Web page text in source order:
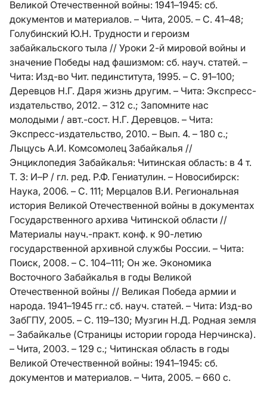
Великой Отечественной войны: 1941–1945: сб.
документов и материалов. – Чита, 2005. – С. 41–48;
Голубинский Ю.Н. Трудности и героизм
забайкальского тыла // Уроки 2-й мировой войны и
значение Победы над фашизмом: сб. науч. статей. –
Чита: Изд-во Чит. пединститута, 1995. – С. 91–100;
Деревцов Н.Г. Даря жизнь другим. – Чита: Экспресс-
издательство, 2012. – 312 с.; Запомните нас
молодыми / авт.-сост. Н.Г. Деревцов. – Чита:
Экспресс-издательство, 2010. – Вып. 4. – 180 с.;
Лыцусь А.И. Комсомолец Забайкалья //
Энциклопедия Забайкалья: Читинская область: в 4 т.
Т. 3: И–Р / гл. ред. Р.Ф. Гениатулин. – Новосибирск:
Наука, 2006. – С. 111; Мерцалов В.И. Региональная
история Великой Отечественной войны в документах
Государственного архива Читинской области //
Материалы науч.-практ. конф. к 90-летию
государственной архивной службы России. – Чита:
Поиск, 2008. – С. 104–111; Он же. Экономика
Восточного Забайкалья в годы Великой
Отечественной войны // Великая Победа армии и
народа. 1941–1945 гг.: сб. науч. статей. – Чита: Изд-во
ЗабГПУ, 2005. – С. 119–130; Музгин Н.Д. Родная земля
– Забайкалье (Страницы истории города Нерчинска).
– Чита, 2003. – 129 с.; Читинская область в годы
Великой Отечественной войны: 1941–1945: сб.
документов и материалов. – Чита, 2005. – 660 с.